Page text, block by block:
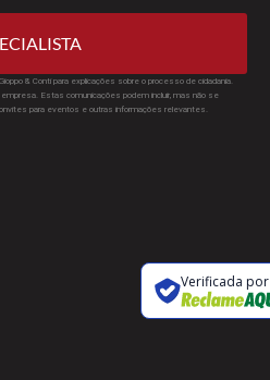
& Conti para explicações sobre o processo de cidadania.
Estas comunicações podem incluir, mas não se
para eventos e outras informações relevantes.
Verificada por